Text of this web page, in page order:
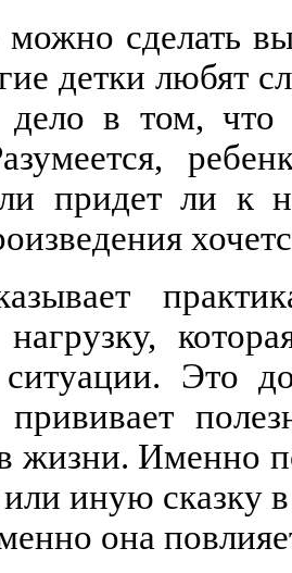
можно сделать
детки любят
дело в том,
придет ли к
Это
в жизни. Именно
иную сказку
она